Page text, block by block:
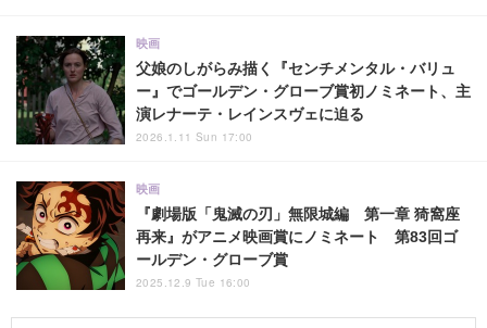
父娘のしがらみ描く『センチメンタル・バリュ
ー』でゴールデン・グローブ賞初ノミネート、主
演レナーテ・レインスヴェに迫る
映画
2026.1.11 Sun 17:00
『劇場版「鬼滅の刃」無限城編 第一章 猗窩座
再来』がアニメ映画賞にノミネート 第83回ゴ
ールデン・グローブ賞
映画
2025.12.9 Tue 16:00